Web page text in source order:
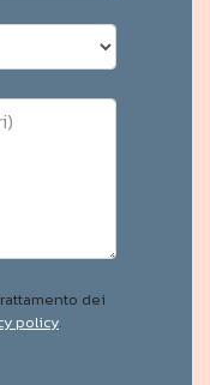
dei
policy.